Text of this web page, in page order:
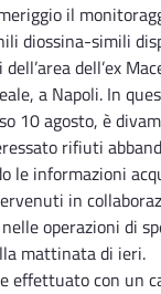
il
diossina-simili
dell’ex
a Napoli. In
10 agosto, è
rifiuti
le informazioni
in
operazioni di
mattinata di ieri.
effettuato con un